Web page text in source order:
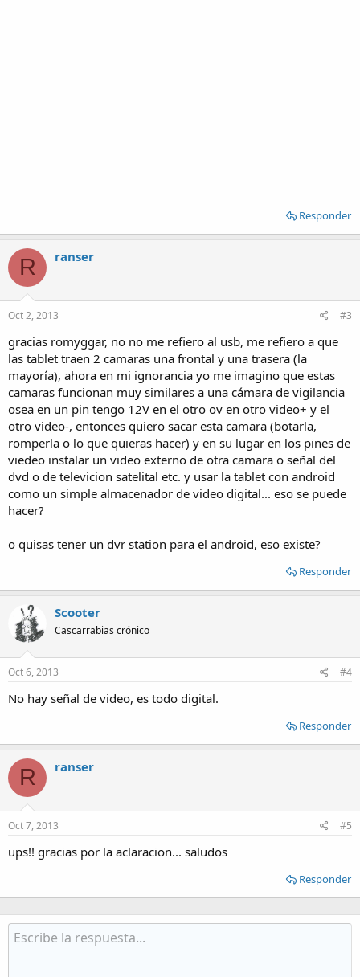
Responder
R ranser
Oct 2, 2013 #3
gracias romyggar, no no me refiero al usb, me refiero a que
las tablet traen 2 camaras una frontal y una trasera (la
mayoría), ahora en mi ignorancia yo me imagino que estas
camaras funcionan muy similares a una cámara de vigilancia
osea en un pin tengo 12V en el otro ov en otro video+ y el
otro video-, entonces quiero sacar esta camara (botarla,
romperla o lo que quieras hacer) y en su lugar en los pines de
viedeo instalar un video externo de otra camara o señal del
dvd o de televicion satelital etc. y usar la tablet con android
como un simple almacenador de video digital... eso se puede
hacer?
o quisas tener un dvr station para el android, eso existe?
Responder
Scooter
Cascarrabias crónico
Oct 6, 2013 #4
No hay señal de video, es todo digital.
Responder
R ranser
Oct 7, 2013 #5
ups!! gracias por la aclaracion... saludos
Responder